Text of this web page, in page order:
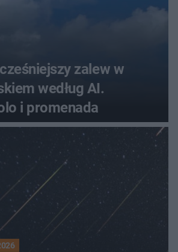
zalew w
według AI.
i promenada